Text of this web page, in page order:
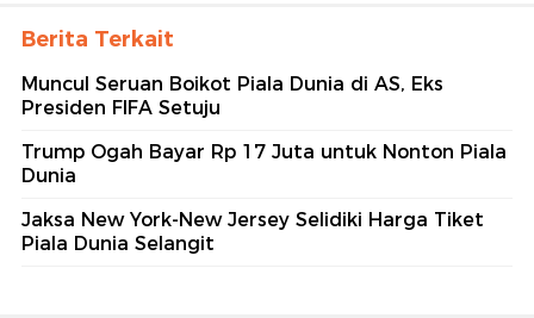
Berita Terkait
Muncul Seruan Boikot Piala Dunia di AS, Eks
Presiden FIFA Setuju
Trump Ogah Bayar Rp 17 Juta untuk Nonton Piala
Dunia
Jaksa New York-New Jersey Selidiki Harga Tiket
Piala Dunia Selangit